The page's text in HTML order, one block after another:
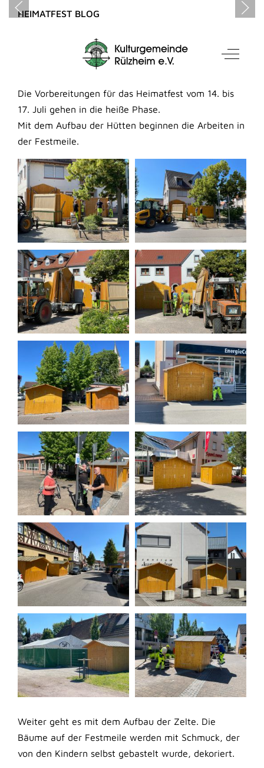
Mobile Menu Toggle Off-
HEIMATFEST BLOG
Heimatfestvorbereitungen
Erstellt: 10. Juni 2024
Die Vorbereitungen für das Heimatfest vom 14. bis
17. Juli gehen in die heiße Phase.
Mit dem Aufbau der Hütten beginnen die Arbeiten in
der Festmeile.
Weiter geht es mit dem Aufbau der Zelte. Die
Bäume auf der Festmeile werden mit Schmuck, der
von den Kindern selbst gebastelt wurde, dekoriert.